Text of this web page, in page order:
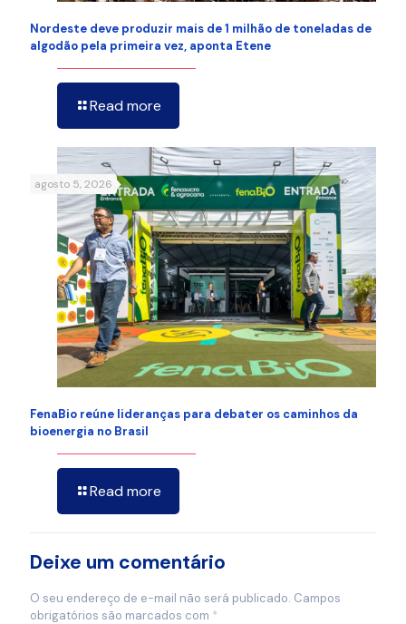
Nordeste deve produzir mais de 1 milhão de toneladas de
algodão pela primeira vez, aponta Etene
Read more
agosto 5, 2026
FenaBio reúne lideranças para debater os caminhos da
bioenergia no Brasil
Read more
Deixe um comentário
O seu endereço de e-mail não será publicado. Campos
obrigatórios são marcados com *